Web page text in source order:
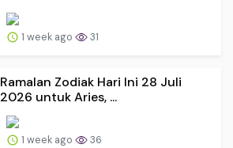
1 week ago 31
Ramalan Zodiak Hari Ini 28 Juli
2026 untuk Aries, ...
1 week ago 36